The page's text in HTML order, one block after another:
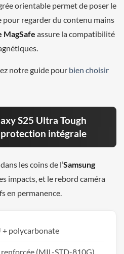
orientable permet de poser le
pour regarder du contenu mains
MagSafe assure la compatibilité
notre guide pour bien choisir
S25 Ultra Tough
intégrale
dans les coins de l’Samsung
impacts, et le rebord caméra
en permanence.
+ polycarbonate
(MIL-STD-810G)